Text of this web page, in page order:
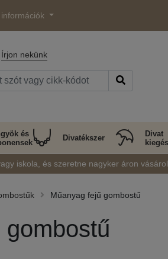
Írjon nekünk
és
Divatékszer
Divat
iskola, és szeretne nagyker áron
Műanyag fejű gombostű
gombostű